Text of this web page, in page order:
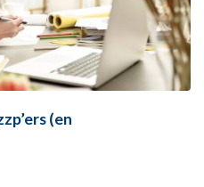
(en